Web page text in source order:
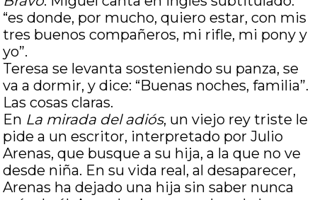
“es donde, por mucho, quiero estar, con mis
tres buenos compañeros, mi rifle, mi pony y
yo”.
Teresa se levanta sosteniendo su panza, se
va a dormir, y dice: “Buenas noches, familia”.
Las cosas claras.
En La mirada del adiós, un viejo rey triste le
pide a un escritor, interpretado por Julio
Arenas, que busque a su hija, a la que no ve
desde niña. En su vida real, al desaparecer,
Arenas ha dejado una hija sin saber nunca